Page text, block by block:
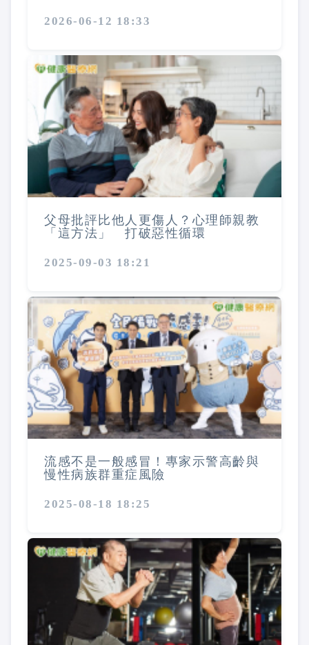
2026-06-12 18:33
父母批評比他人更傷人？心理師親教
「這方法」 打破惡性循環
2025-09-03 18:21
流感不是一般感冒！專家示警高齡與
慢性病族群重症風險
2025-08-18 18:25